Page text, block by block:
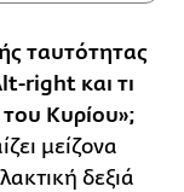
ταυτότητας
right και τι
του Κυρίου»;
μείζονα
δεξιά